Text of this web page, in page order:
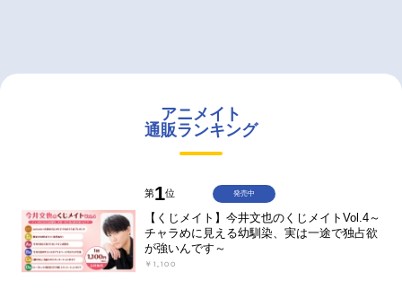
アニメイト
通販ランキング
第1位
【くじメイト】今井文也のくじメイトVol.4～
チャラめに見える幼馴染、実は一途で独占欲
が強いんです～
￥1,100
発売中